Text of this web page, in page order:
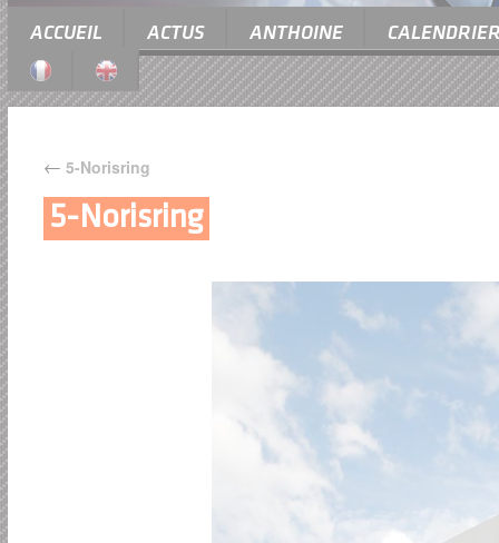
ACCUEIL ACTUS ANTHOINE
← 5-Norisring
5-Norisring